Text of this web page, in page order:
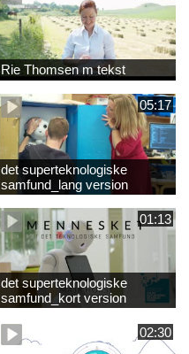
Rie Thomsen m tekst
05:17
det superteknologiske
samfund_lang version
01:13
det superteknologiske
samfund_kort version
02:30